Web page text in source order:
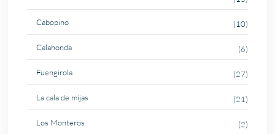
Cabopino (10)
Calahonda (6)
Fuengirola (27)
La cala de mijas (21)
Los Monteros (2)